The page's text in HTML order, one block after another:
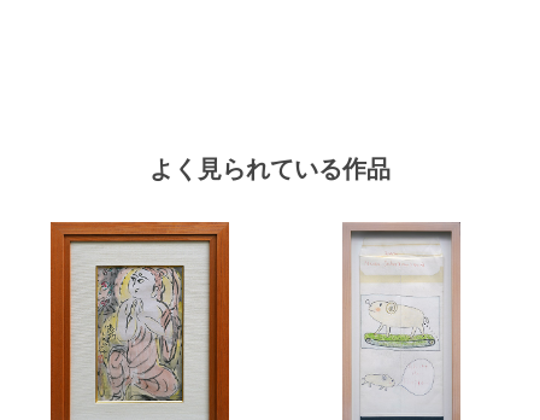
よく見られている作品